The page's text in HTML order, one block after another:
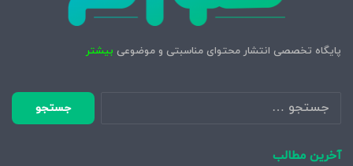
پایگاه تخصصی انتشار محتوای مناسبتی و موضوعی بیشتر
جستجو
برای:
آخرین مطالب